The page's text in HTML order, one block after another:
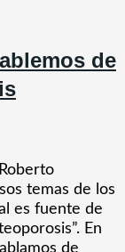
de
temas de los
es fuente de
En
de